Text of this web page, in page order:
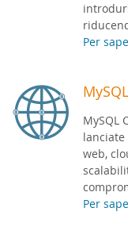
Per
MySQL
lanciate
web,
Per